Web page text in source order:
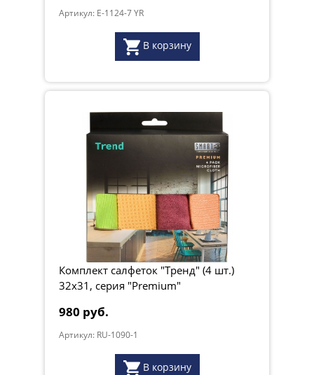
Артикул: E-1124-7 YR
В корзину
Комплект салфеток "Тренд" (4 шт.)
32х31, серия "Premium"
980 руб.
Артикул: RU-1090-1
В корзину